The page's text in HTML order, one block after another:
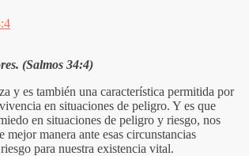
(Salmos 34:4)
y es también una característica permitida por
en situaciones de peligro. Y es que
en situaciones de peligro y riesgo, nos
manera ante esas circunstancias
para nuestra existencia vital.